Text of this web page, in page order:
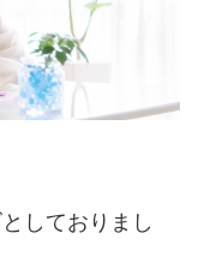
しておりまし